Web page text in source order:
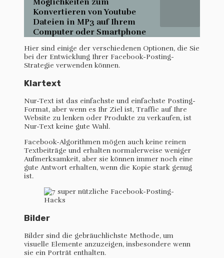
Möglichkeiten zum
Konvertieren von Youtube
Dateien in MP3 auf Ihrem
Computer oder Smartphone
Hier sind einige der verschiedenen Optionen, die Sie
bei der Entwicklung Ihrer Facebook-Posting-
Strategie verwenden können.
Klartext
Nur-Text ist das einfachste und einfachste Posting-
Format, aber wenn es Ihr Ziel ist, Traffic auf Ihre
Website zu lenken oder Produkte zu verkaufen, ist
Nur-Text keine gute Wahl.
Facebook-Algorithmen mögen auch keine reinen
Textbeiträge und erhalten normalerweise weniger
Aufmerksamkeit, aber sie können immer noch eine
gute Antwort erhalten, wenn die Kopie stark genug
ist.
Bilder
Bilder sind die gebräuchlichste Methode, um
visuelle Elemente anzuzeigen, insbesondere wenn
sie ein Porträt enthalten.